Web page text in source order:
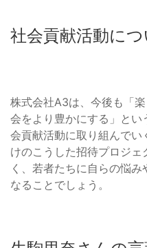
社会貢献活動につ
株式会社A3は、今後も「
会をより豊かにする」と
会貢献活動に取り組んでい
けのこうした招待プロジ
く、若者たちに自らの悩
なることでしょう。